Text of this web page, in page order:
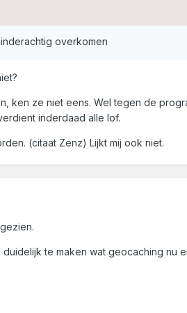
overkomen
ken ze niet eens. Wel tegen de
inderdaad alle lof.
(citaat Zenz) Lijkt mij ook niet.
te maken wat geocaching